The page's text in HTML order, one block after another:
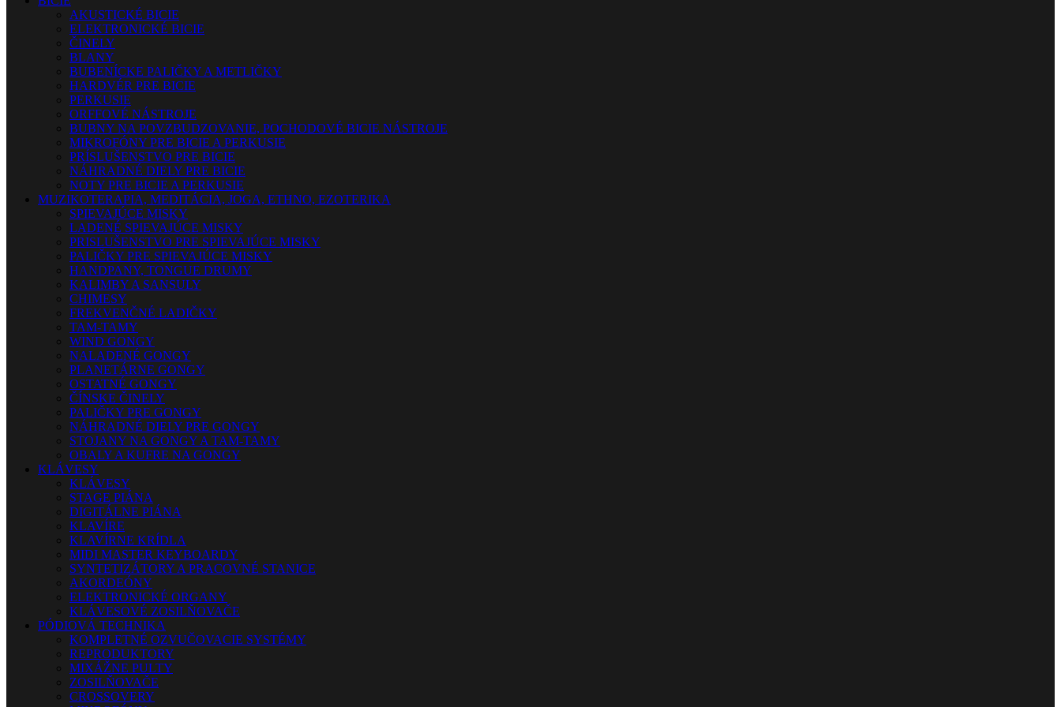
AKUSTICKÉ BICIE
ELEKTRONICKÉ BICIE
ČINELY
BLANY
BUBENÍCKE PALIČKY A METLIČKY
HARDVÉR PRE BICIE
PERKUSIE
ORFFOVÉ NÁSTROJE
BUBNY NA POVZBUDZOVANIE, POCHODOVÉ BICIE NÁSTROJE
MIKROFÓNY PRE BICIE A PERKUSIE
PRÍSLUŠENSTVO PRE BICIE
NÁHRADNÉ DIELY PRE BICIE
NOTY PRE BICIE A PERKUSIE
MUZIKOTERAPIA, MEDITÁCIA, JOGA, ETHNO, EZOTERIKA
SPIEVAJÚCE MISKY
LADENÉ SPIEVAJÚCE MISKY
PRISLUŠENSTVO PRE SPIEVAJÚCE MISKY
PALIČKY PRE SPIEVAJÚCE MISKY
HANDPANY, TONGUE DRUMY
KALIMBY A SANSULY
CHIMESY
FREKVENČNÉ LADIČKY
TAM-TAMY
WIND GONGY
NALADENÉ GONGY
PLANETÁRNE GONGY
OSTATNÉ GONGY
ČÍNSKE ČINELY
PALIČKY PRE GONGY
NÁHRADNÉ DIELY PRE GONGY
STOJANY NA GONGY A TAM-TAMY
OBALY A KUFRE NA GONGY
KLÁVESY
KLÁVESY
STAGE PIÁNA
DIGITÁLNE PIÁNA
KLAVÍRE
KLAVÍRNE KRÍDLA
MIDI MASTER KEYBOARDY
SYNTETIZÁTORY A PRACOVNÉ STANICE
AKORDEÓNY
ELEKTRONICKÉ ORGANY
KLÁVESOVÉ ZOSILŇOVAČE
PÓDIOVÁ TECHNIKA
KOMPLETNÉ OZVUČOVACIE SYSTÉMY
REPRODUKTORY
MIXÁŽNE PULTY
ZOSILŇOVAČE
CROSSOVERY